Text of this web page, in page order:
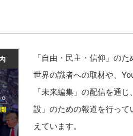
「自由・民主・信仰」の
世界の識者への取材や、
「未来編集」の配信を通
設」のための報道を行って
えています。